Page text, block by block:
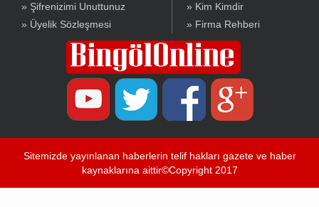
» Şifrenizimi Unuttunuz
» Üyelik Sözleşmesi
» Kim Kimdir
» Firma Rehberi
Sitemizde yayınlanan haberlerin telif hakları gazete ve haber
kaynaklarına aittir©Copyright 2017